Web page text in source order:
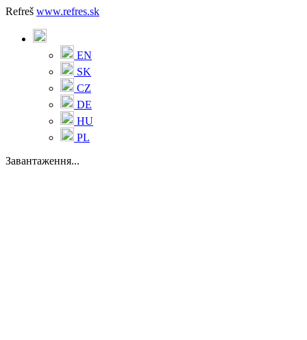
Refreš www.refres.sk
EN
SK
CZ
DE
HU
PL
Завантаження...